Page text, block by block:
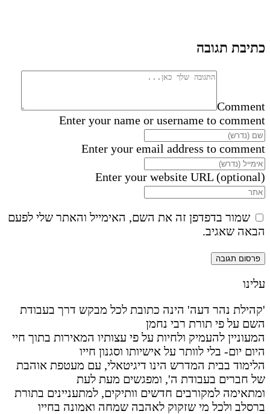
כתיבת תגובה
Comment
Enter your name or username to comment
Enter your email address to comment
Enter your website URL (optional)
שמור בדפדפן זה את השם, האימייל והאתר שלי לפעם
הבאה שאגיב.
עלינו
'קהילת נהר דעה' הינה כתובת לכל מבקש דרך בעבודת
השם על פי תורת רבי נחמן
המעוניין להעמיק ולחיות על פי עצותיו המאירות בתוך חיי
היום יום- בלי לוותר על אישיותו וסגנון חייו
הלימוד בבית המדרש הינו דיגיטאלי, עם מעטפת אוהבת
של חברים בעבודת ה', ומפגשים מעת לעת
ומתאימה למקורבים חדשים וותיקים, למתעניינים בתורת
ברסלב ולכל מי שזקוק לאהבה שמחה ואמונה בחייו